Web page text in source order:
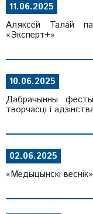
11.06.2025
Аляксей Талай
«Эксперт+»
10.06.2025
Дабрачынны
творчасці і
02.06.2025
«Медыцынскі